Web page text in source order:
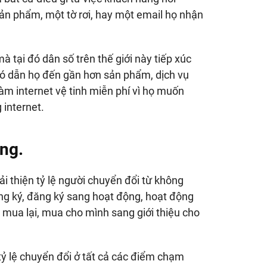
phẩm, một tờ rơi, hay một email họ nhận
tại đó dân số trên thế giới này tiếp xúc
dẫn họ đến gần hơn sản phẩm, dịch vụ
internet vệ tinh miễn phí vì họ muốn
internet.
thiện tỷ lệ người chuyển đổi từ không
ký, đăng ký sang hoạt động, hoạt động
lại, mua cho mình sang giới thiệu cho
lệ chuyển đổi ở tất cả các điểm chạm